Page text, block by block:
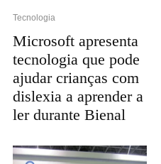
Tecnologia
Microsoft apresenta
tecnologia que pode
ajudar crianças com
dislexia a aprender a
ler durante Bienal